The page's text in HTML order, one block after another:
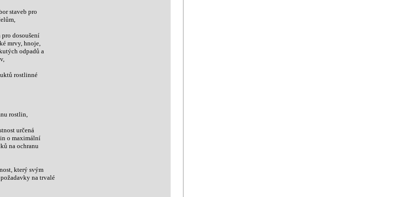
staveb pro
dosoušení
mrvy, hnoje,
odpadů a
rostlinné
rostlin,
určená
o maximální
na ochranu
který svým
na trvalé